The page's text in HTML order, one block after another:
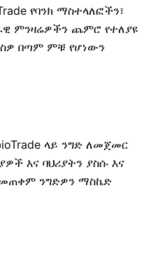
የባንክ ማስተላለፎችን፣
ምንዛሬዎችን ጨምሮ የተለያዩ
በጣም ምቹ የሆነውን
ላይ ንግድ ለመጀመር
እና ባህሪያትን ያስሱ እና
ንግድዎን ማስኬድ